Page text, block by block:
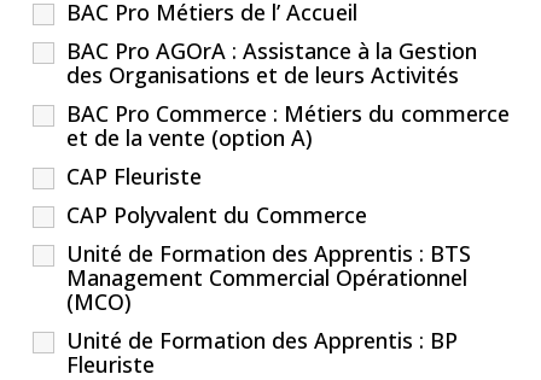
BAC Pro Métiers de l’ Accueil
BAC Pro AGOrA : Assistance à la Gestion
des Organisations et de leurs Activités
BAC Pro Commerce : Métiers du commerce
et de la vente (option A)
CAP Fleuriste
CAP Polyvalent du Commerce
Unité de Formation des Apprentis : BTS
Management Commercial Opérationnel
(MCO)
Unité de Formation des Apprentis : BP
Fleuriste